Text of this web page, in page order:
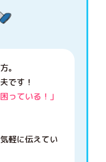
。
です！
っている！」
軽に伝えてい